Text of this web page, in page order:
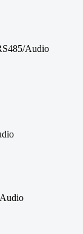
Audio